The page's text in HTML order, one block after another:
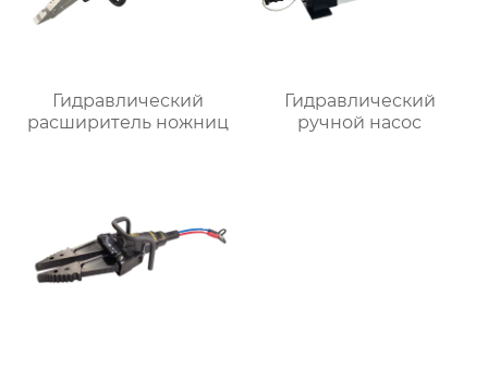
Гидравлический
расширитель ножниц
Гидравлический
ручной насос